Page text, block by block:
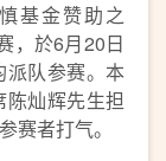
基金赞助之
，於6月20日
派队参赛。本
灿辉先生担
赛者打气。